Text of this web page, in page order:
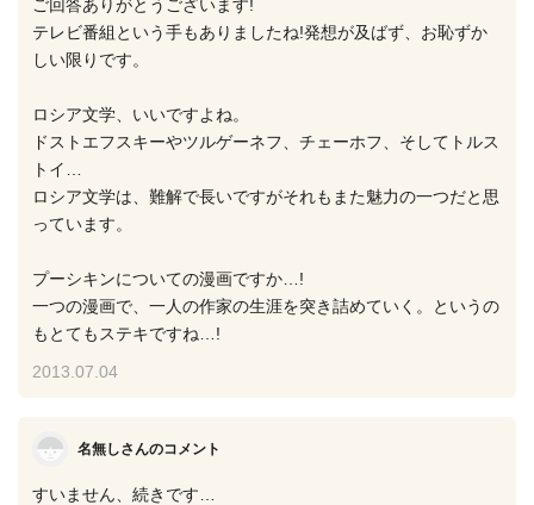
ご回答ありがとうございます!
テレビ番組という手もありましたね!発想が及ばず、お恥ずか
しい限りです。
ロシア文学、いいですよね。
ドストエフスキーやツルゲーネフ、チェーホフ、そしてトルス
トイ…
ロシア文学は、難解で長いですがそれもまた魅力の一つだと思
っています。
プーシキンについての漫画ですか…!
一つの漫画で、一人の作家の生涯を突き詰めていく。というの
もとてもステキですね…!
2013.07.04
名無しさんのコメント
すいません、続きです…